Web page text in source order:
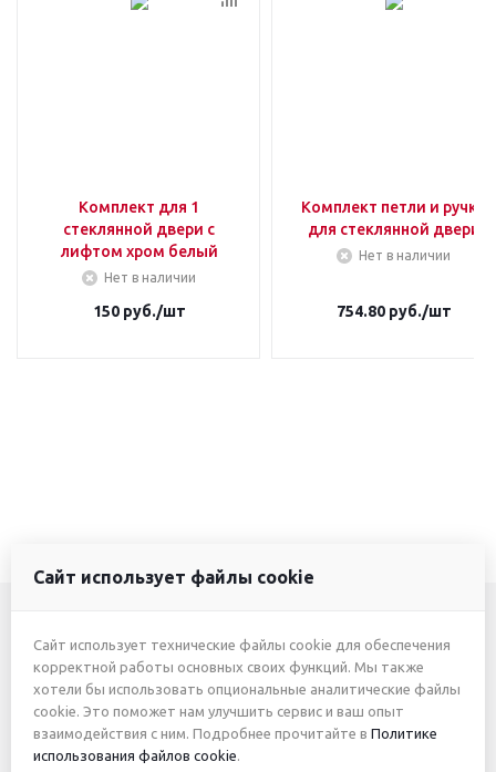
Комплект для 1
стеклянной двери с
лифтом хром белый
Нет в наличии
150руб./шт
Комплект петли и ручка
для стеклянной двери
Нет в наличии
754.80руб./шт
+7 (3412) 46-7777
+7 (912) 746-00-77
Сайт использует файлы cookie
Сайт использует технические файлы cookie для обеспечения
корректной работы основных своих функций. Мы также
хотели бы использовать опциональные аналитические файлы
cookie. Это поможет нам улучшить сервис и ваш опыт
взаимодействия с ним. Подробнее прочитайте в Политике
использования файлов cookie.